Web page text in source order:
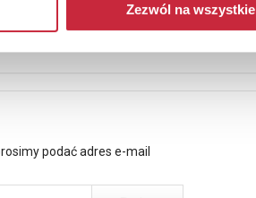
Zezwól na wszystkie
podać adres e-mail